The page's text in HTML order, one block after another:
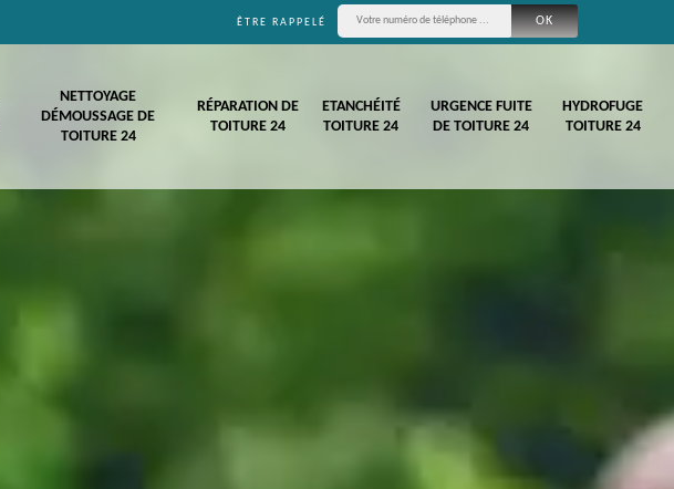
ÊTRE RAPPELÉ
NETTOYAGE
DÉMOUSSAGE DE
TOITURE 24
RÉPARATION DE
TOITURE 24
ETANCHÉITÉ
TOITURE 24
URGENCE FUITE
DE TOITURE 24
HYDROFUGE
TOITURE 24